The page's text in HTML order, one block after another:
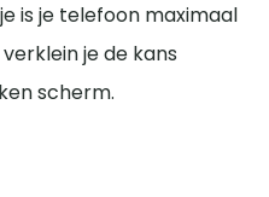
is je telefoon maximaal
je de kans
scherm.